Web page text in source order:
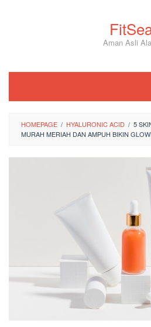
Aman Asli
HOMEPAGE / HYALURONIC ACID / 5
MURAH MERIAH DAN AMPUH BIKIN